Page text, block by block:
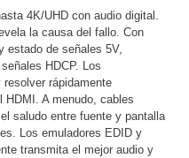
4K/UHD con audio digital.
la causa del fallo. Con
estado de señales 5V,
HDCP. Los
rápidamente
HDMI. A menudo, cables
saludo entre fuente y pantalla
Los emuladores EDID y
transmita el mejor audio y